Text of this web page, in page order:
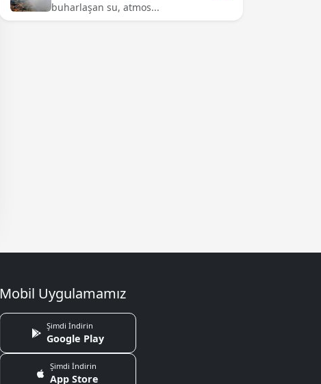
buharlaşan su, atmos...
Mobil Uygulamamız
Şimdi İndirin
Google Play
Şimdi İndirin
App Store